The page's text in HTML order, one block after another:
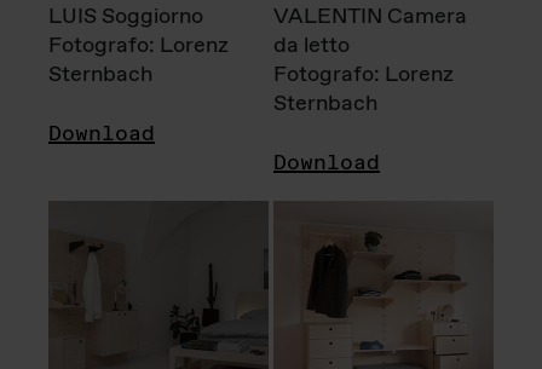
LUIS Soggiorno
Fotografo: Lorenz
Sternbach
Download
VALENTIN Camera
da letto
Fotografo: Lorenz
Sternbach
Download